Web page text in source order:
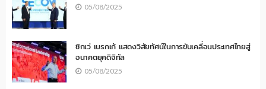
05/08/2025
ซิกเว่ เบรกเก้ แสดงวิสัยทัศน์ในการขับเคลื่อนประเทศไทยสู่
อนาคตยุคดิจิทัล
05/08/2025